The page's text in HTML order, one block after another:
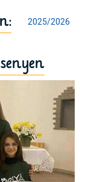
2025/2026